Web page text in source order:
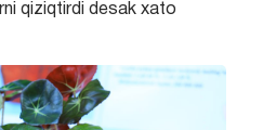
qiziqtirdi desak xato